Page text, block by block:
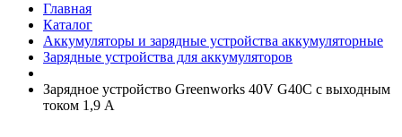
Главная
Каталог
Аккумуляторы и зарядные устройства аккумуляторные
Зарядные устройства для аккумуляторов
Зарядное устройство Greenworks 40V G40C с выходным
током 1,9 A